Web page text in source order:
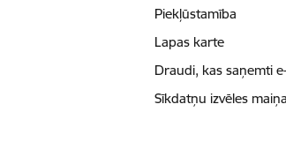
Piekļūstamība
Lapas karte
Draudi, kas saņemti
Sīkdatņu izvēles maiņa